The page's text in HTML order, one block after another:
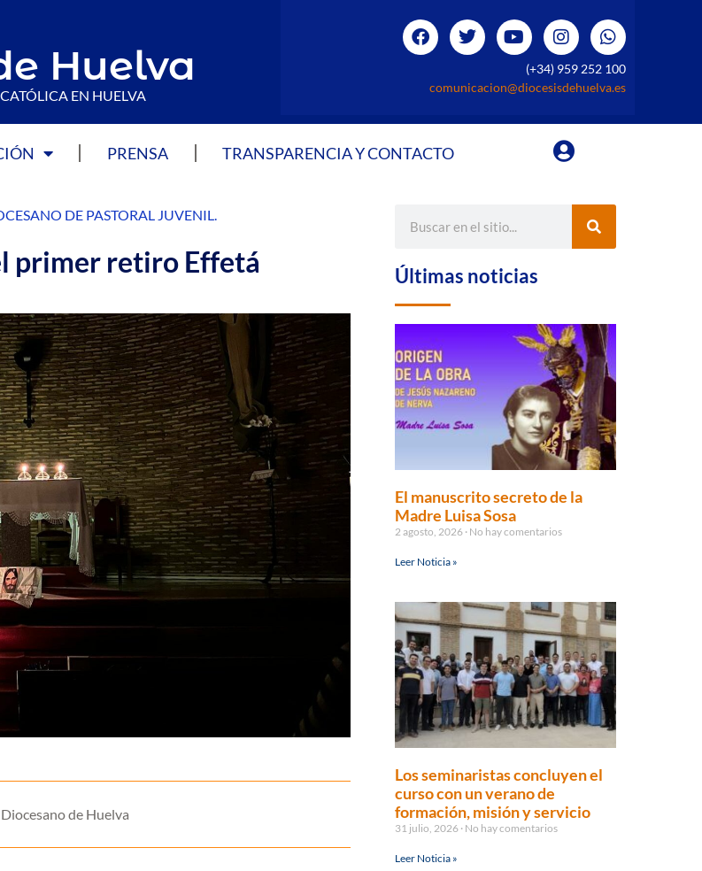
Huelva
EN HUELVA
(+34) 959 252 100
comunicacion@diocesisdehuelva.es
PRENSA TRANSPARENCIA Y CONTACTO
DE PASTORAL JUVENIL.
primer retiro Effetá
de Huelva
Últimas noticias
El manuscrito secreto de la
Madre Luisa Sosa
2 agosto, 2026 No hay comentarios
Leer Noticia »
Los seminaristas concluyen el
curso con un verano de
formación, misión y servicio
31 julio, 2026 No hay comentarios
Leer Noticia »